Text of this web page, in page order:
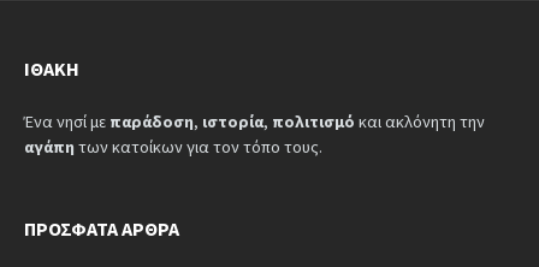
ΙΘΆΚΗ
Ένα νησί με παράδοση, ιστορία, πολιτισμό και ακλόνητη την
αγάπη των κατοίκων για τον τόπο τους.
ΠΡΌΣΦΑΤΑ ΆΡΘΡΑ